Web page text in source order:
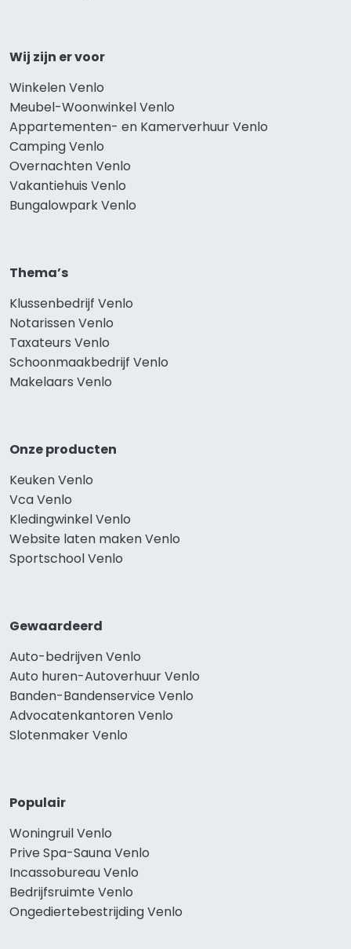
Wij zijn er voor
Winkelen Venlo
Meubel-Woonwinkel Venlo
Appartementen- en Kamerverhuur Venlo
Camping Venlo
Overnachten Venlo
Vakantiehuis Venlo
Bungalowpark Venlo
Thema’s
Klussenbedrijf Venlo
Notarissen Venlo
Taxateurs Venlo
Schoonmaakbedrijf Venlo
Makelaars Venlo
Onze producten
Keuken Venlo
Vca Venlo
Kledingwinkel Venlo
Website laten maken Venlo
Sportschool Venlo
Gewaardeerd
Auto-bedrijven Venlo
Auto huren-Autoverhuur Venlo
Banden-Bandenservice Venlo
Advocatenkantoren Venlo
Slotenmaker Venlo
Populair
Woningruil Venlo
Prive Spa-Sauna Venlo
Incassobureau Venlo
Bedrijfsruimte Venlo
Ongediertebestrijding Venlo